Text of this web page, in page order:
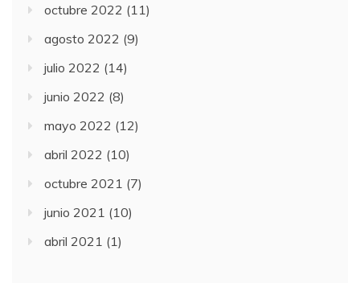
octubre 2022 (11)
agosto 2022 (9)
julio 2022 (14)
junio 2022 (8)
mayo 2022 (12)
abril 2022 (10)
octubre 2021 (7)
junio 2021 (10)
abril 2021 (1)